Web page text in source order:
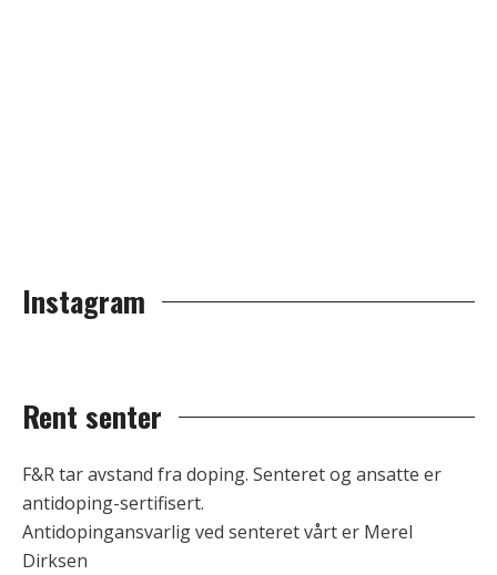
Instagram
Rent senter
F&R tar avstand fra doping. Senteret og ansatte er
antidoping-sertifisert.
Antidopingansvarlig ved senteret vårt er Merel
Dirksen